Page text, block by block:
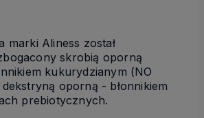
marki Aliness został
skrobią oporną
kukurydzianym (NO
oporną - błonnikiem
prebiotycznych.